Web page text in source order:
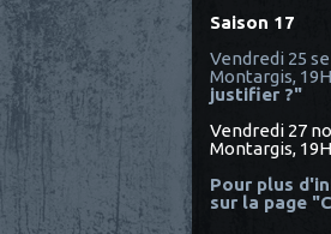
Saison 17
Vendredi 25
Montargis,
justifier ?"
Vendredi 27
Montargis, 19H
Pour plus
sur la page